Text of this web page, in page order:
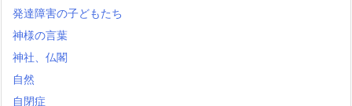
発達障害の子どもたち
神様の言葉
神社、仏閣
自然
自閉症